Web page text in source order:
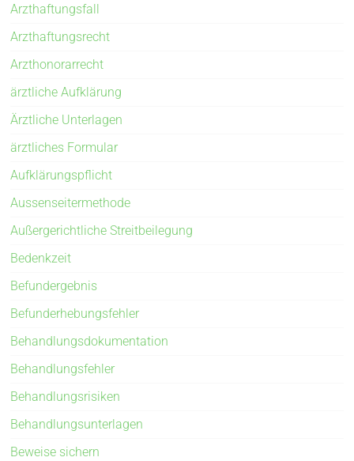
Arzthaftungsfall
Arzthaftungsrecht
Arzthonorarrecht
ärztliche Aufklärung
Ärztliche Unterlagen
ärztliches Formular
Aufklärungspflicht
Aussenseitermethode
Außergerichtliche Streitbeilegung
Bedenkzeit
Befundergebnis
Befunderhebungsfehler
Behandlungsdokumentation
Behandlungsfehler
Behandlungsrisiken
Behandlungsunterlagen
Beweise sichern